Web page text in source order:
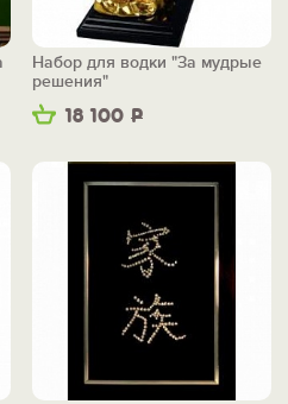
18 100 Р
Набор для водки "За мудрые
решения"